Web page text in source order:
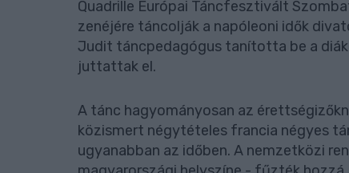
Quadrille Európai Táncfesztivált
zenéjére táncolják a napóleoni idők
Judit táncpedagógus tanította be a
juttattak el.
A tánc hagyományosan az
közismert négytételes francia négyes
ugyanabban az időben. A nemzetközi